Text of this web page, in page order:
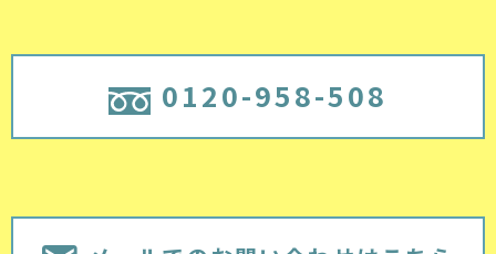
0120-958-508